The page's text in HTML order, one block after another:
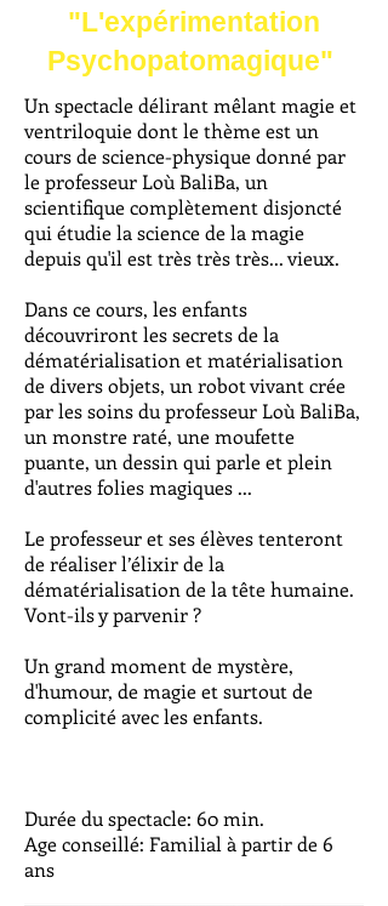
"L'expérimentation
Psychopatomagique"
Un spectacle délirant mêlant magie et
ventriloquie dont le thème est un
cours de science-physique donné par
le professeur Loù BaliBa, un
scientifique complètement disjoncté
qui étudie la science de la magie
depuis qu'il est très très très... vieux.
Dans ce cours, les enfants
découvriront les secrets de la
dématérialisation et matérialisation
de divers objets, un robot vivant crée
par les soins du professeur Loù BaliBa,
un monstre raté, une moufette
puante, un dessin qui parle et plein
d'autres folies magiques ...
Le professeur et ses élèves tenteront
de réaliser l’élixir de la
dématérialisation de la tête humaine.
Vont-ils y parvenir ?
Un grand moment de mystère,
d'humour, de magie et surtout de
complicité avec les enfants.
Durée du spectacle: 60 min.
Age conseillé: Familial à partir de 6
ans